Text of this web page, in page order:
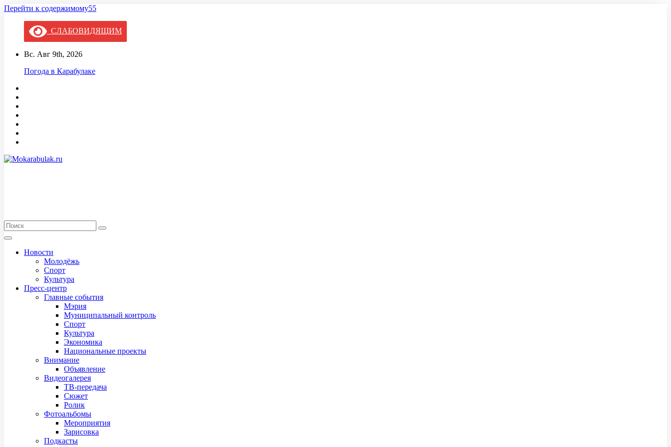
Перейти к содержимому55
СЛАБОВИДЯЩИМ
Вс. Авг 9th, 2026
Погода в Карабулаке
Новости
Молодёжь
Спорт
Культура
Пресс-центр
Главные события
Мэрия
Муниципальный контроль
Спорт
Культура
Экономика
Национальные проекты
Внимание
Объявление
Видеогалерея
ТВ-передача
Сюжет
Ролик
Фотоальбомы
Мероприятия
Зарисовка
Подкасты